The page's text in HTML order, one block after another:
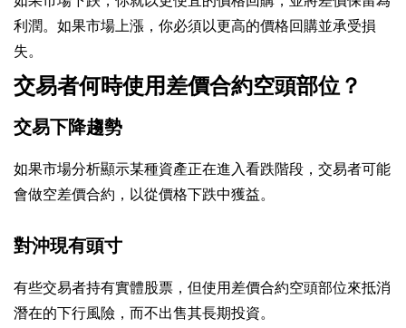
利潤。如果市場上漲，你必須以更高的價格回購並承受損
失。
交易者何時使用差價合約空頭部位？
交易下降趨勢
如果市場分析顯示某種資產正在進入看跌階段，交易者可能
會做空差價合約，以從價格下跌中獲益。
對沖現有頭寸
有些交易者持有實體股票，但使用差價合約空頭部位來抵消
潛在的下行風險，而不出售其長期投資。